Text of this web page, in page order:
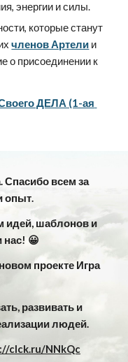
энергии и силы.
которые станут
членов Артели и
о присоединении к
ДЕЛА (1-ая
Спасибо всем за
опыт.
идей, шаблонов и
нас! 😀
проекте Игра
развивать и
людей.
clck.ru/NNkQc